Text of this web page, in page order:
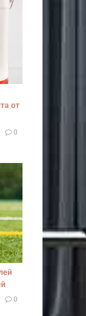
от
0
0